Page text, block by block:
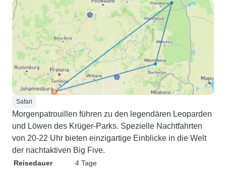
Safari
Morgenpatrouillen führen zu den legendären Leoparden
und Löwen des Krüger-Parks. Spezielle Nachtfahrten
von 20-22 Uhr bieten einzigartige Einblicke in die Welt
der nachtaktiven Big Five.
Reisedauer
4 Tage